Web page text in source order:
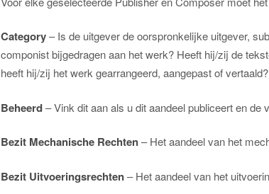
Category– Is de uitgever de oorspronkelijke uitgever,
componist bijgedragen aan het werk? Heeft hij/zij de
heeft hij/zij het werk gearrangeerd, aangepast of vertaald?
Beheerd– Vink dit aan als u dit aandeel publiceert en de
Bezit Mechanische Rechten– Het aandeel van het
Bezit Uitvoeringsrechten– Het aandeel van het